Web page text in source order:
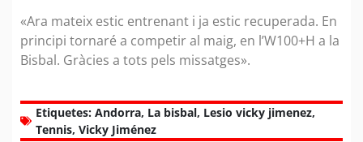
«Ara mateix estic entrenant i ja estic recuperada. En
principi tornaré a competir al maig, en l’W100+H a la
Bisbal. Gràcies a tots pels missatges».
Etiquetes: Andorra, La bisbal, Lesio vicky jimenez,
Tennis, Vicky Jiménez